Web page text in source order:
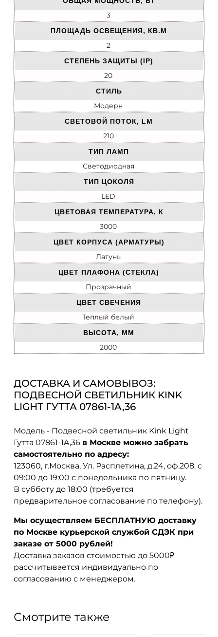
3
ПЛОЩАДЬ ОСВЕЩЕНИЯ, КВ.М
2
СТЕПЕНЬ ЗАЩИТЫ (IP)
20
СТИЛЬ
Модерн
СВЕТОВОЙ ПОТОК, LM
210
ТИП ЛАМП
Светодиодная
ТИП ЦОКОЛЯ
LED
ЦВЕТОВАЯ ТЕМПЕРАТУРА, К
3000
ЦВЕТ КОРПУСА (АРМАТУРЫ)
Латунь
ЦВЕТ ПЛАФОНА (СТЕКЛА)
Прозрачный
ЦВЕТ СВЕЧЕНИЯ
Теплый белый
ВЫСОТА, ММ
2000
ДОСТАВКА И САМОВЫВОЗ:
ПОДВЕСНОЙ СВЕТИЛЬНИК KINK
LIGHT ГУТТА 07861-1A,36
Модель - Подвесной светильник Kink Light
Гутта 07861-1A,36 в Москве можно забрать
самостоятельно по адресу:
123060, г.Москва, Ул. Расплетина, д.24, оф.208. с
09:00 до 19:00 с понедельника по пятницу.
В субботу до 18:00 (требуется
предварительное согласование по телефону).
Мы осуществляем БЕСПЛАТНУЮ доставку
по Москве курьерской службой СДЭК при
заказе от 5000 рублей!
Доставка заказов стоимостью до 5000₽
рассчитывается индивидуально по
согласованию с менеджером.
Смотрите также